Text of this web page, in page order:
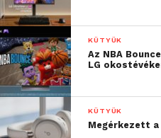
KÜTYÜK
Az NBA
LG
KÜTYÜK
Megérkezett a